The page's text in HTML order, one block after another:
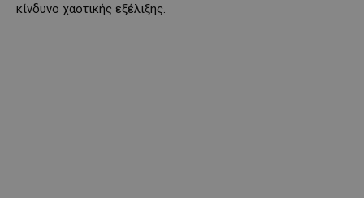
κίνδυνο χαοτικής εξέλιξης.